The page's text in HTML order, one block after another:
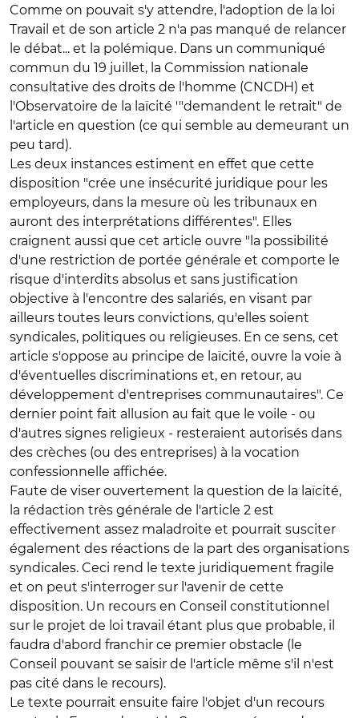
Comme on pouvait s'y attendre, l'adoption de la loi
Travail et de son article 2 n'a pas manqué de relancer
le débat... et la polémique. Dans un communiqué
commun du 19 juillet, la Commission nationale
consultative des droits de l'homme (CNCDH) et
l'Observatoire de la laïcité '"demandent le retrait" de
l'article en question (ce qui semble au demeurant un
peu tard).
Les deux instances estiment en effet que cette
disposition "crée une insécurité juridique pour les
employeurs, dans la mesure où les tribunaux en
auront des interprétations différentes". Elles
craignent aussi que cet article ouvre "la possibilité
d'une restriction de portée générale et comporte le
risque d'interdits absolus et sans justification
objective à l'encontre des salariés, en visant par
ailleurs toutes leurs convictions, qu'elles soient
syndicales, politiques ou religieuses. En ce sens, cet
article s'oppose au principe de laïcité, ouvre la voie à
d'éventuelles discriminations et, en retour, au
développement d'entreprises communautaires". Ce
dernier point fait allusion au fait que le voile - ou
d'autres signes religieux - resteraient autorisés dans
des crèches (ou des entreprises) à la vocation
confessionnelle affichée.
Faute de viser ouvertement la question de la laïcité,
la rédaction très générale de l'article 2 est
effectivement assez maladroite et pourrait susciter
également des réactions de la part des organisations
syndicales. Ceci rend le texte juridiquement fragile
et on peut s'interroger sur l'avenir de cette
disposition. Un recours en Conseil constitutionnel
sur le projet de loi travail étant plus que probable, il
faudra d'abord franchir ce premier obstacle (le
Conseil pouvant se saisir de l'article même s'il n'est
pas cité dans le recours).
Le texte pourrait ensuite faire l'objet d'un recours